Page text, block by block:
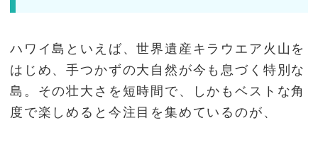
ハワイ島といえば、世界遺産キラウエア火山を
はじめ、手つかずの大自然が今も息づく特別な
島。その壮大さを短時間で、しかもベストな角
度で楽しめると今注目を集めているのが、